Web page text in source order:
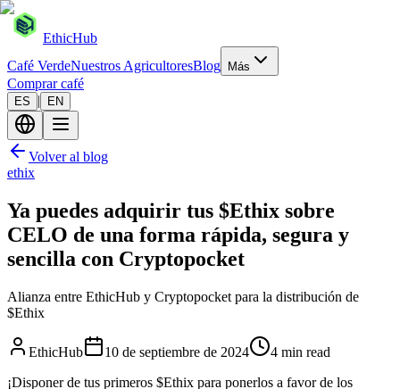
EthicHub
Café VerdeNuestros AgricultoresBlog Más
Comprar café
ES | EN
Volver al blog
ethix
Ya puedes adquirir tus $Ethix sobre
CELO de una forma rápida, segura y
sencilla con Cryptopocket
Alianza entre EthicHub y Cryptopocket para la distribución de
$Ethix
EthicHub 10 de septiembre de 2024
4 min read
¡Disponer de tus primeros $Ethix para ponerlos a favor de los